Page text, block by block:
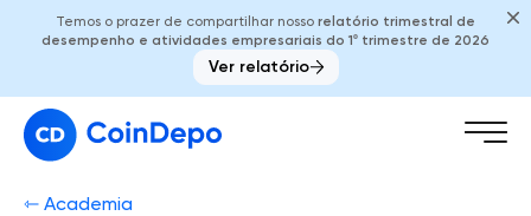
Temos o prazer de compartilhar nosso relatório trimestral de
desempenho e atividades empresariais do 1º trimestre de 2026
Ver relatório
⇽ Academia